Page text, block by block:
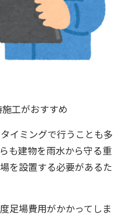
工がおすすめ
イミングで行うことも多
も建物を雨水から守る重
を設置する必要があるた
足場費用がかかってしま